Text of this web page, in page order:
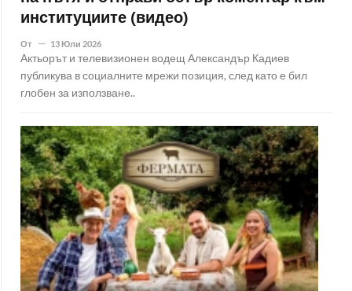
институциите (видео)
От 13 Юли 2026
Актьорът и телевизионен водещ Александър Кадиев
публикува в социалните мрежи позиция, след като е бил
глобен за използване..